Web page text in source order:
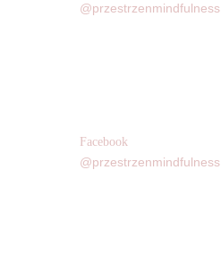
@przestrzenmindfulness
Facebook
@przestrzenmindfulness